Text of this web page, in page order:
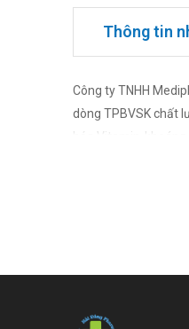
Thông tin
Công ty TNHH
dòng TPBVSK chất
hóa,Vitamin-khoáng